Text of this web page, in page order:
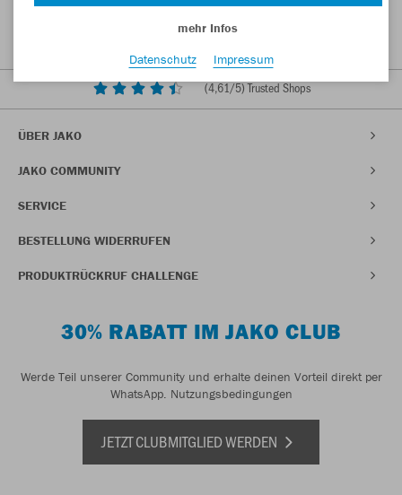
(4,61/5) Trusted Shops
ÜBER JAKO
JAKO COMMUNITY
SERVICE
BESTELLUNG WIDERRUFEN
PRODUKTRÜCKRUF CHALLENGE
30% RABATT IM JAKO CLUB
Werde Teil unserer Community und erhalte deinen Vorteil direkt per
WhatsApp. Nutzungsbedingungen
JETZT CLUBMITGLIED WERDEN
mehr Infos
Datenschutz
Impressum